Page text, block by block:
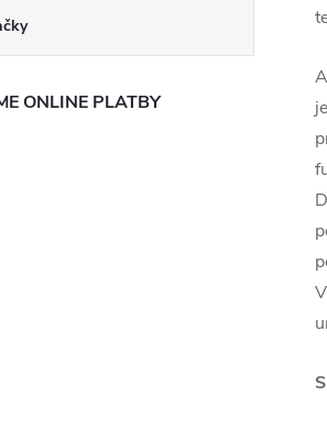
ONLINE PLATBY